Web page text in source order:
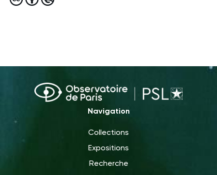
Navigation
Collections
Expositions
Recherche